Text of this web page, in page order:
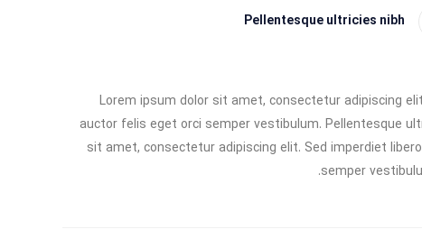
Pellentesque ultricies nibh
Lorem ipsum dolor sit amet, consectetur adipiscing
auctor felis eget orci semper vestibulum. Pellentesque
sit amet, consectetur adipiscing elit. Sed imperdiet
semper